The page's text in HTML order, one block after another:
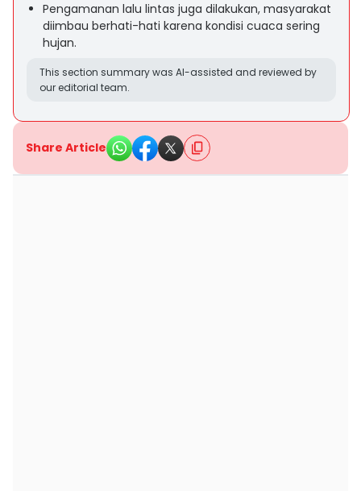
Pengamanan lalu lintas juga dilakukan, masyarakat
diimbau berhati-hati karena kondisi cuaca sering
hujan.
This section summary was AI-assisted and reviewed by
our editorial team.
Share Article